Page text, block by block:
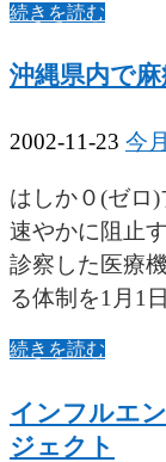
続きを読む
沖縄県内で
2002-11-23 今
はしか０(ゼロ
速やかに阻止
診察した医療
る体制を1月1
続きを読む
インフルエ
ジェクト